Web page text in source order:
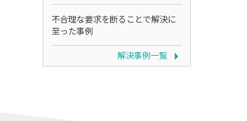
不合理な要求を断ることで解決に
至った事例
解決事例一覧